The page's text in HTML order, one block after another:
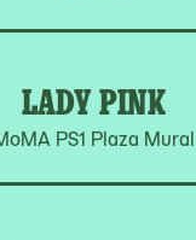
LADY PINK
PS1 Plaza Mural